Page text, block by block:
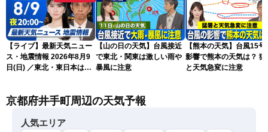
【ライブ】最新天気ニュー
ス・地震情報 2026年8月9
日(日) ／東北・東日本は急
衣／芳野達郎〉
【山の日の天気】台風接近
で東北・関東は激しい雨や
暴風に注意
【熊本の天気】台風15号
影響で熊本の天気は？ 猛
と天気急変に注意
京都府井手町周辺の天気予報
人気エリア